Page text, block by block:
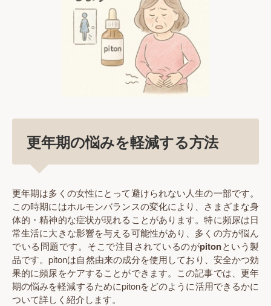
更年期の悩みを軽減する方法
更年期は多くの女性にとって避けられない人生の一部です。
この時期にはホルモンバランスの変化により、さまざまな身
体的・精神的な症状が現れることがあります。特に頻尿は日
常生活に大きな影響を与える可能性があり、多くの方が悩ん
でいる問題です。そこで注目されているのがpitonという製
品です。pitonは自然由来の成分を使用しており、安全かつ効
果的に頻尿をケアすることができます。この記事では、更年
期の悩みを軽減するためにpitonをどのように活用できるかに
ついて詳しく紹介します。